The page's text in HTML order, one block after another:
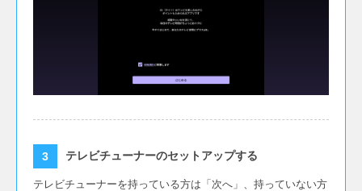
テレビチューナーのセットアップする
テレビチューナーを持っている方は「次へ」、持っていない方